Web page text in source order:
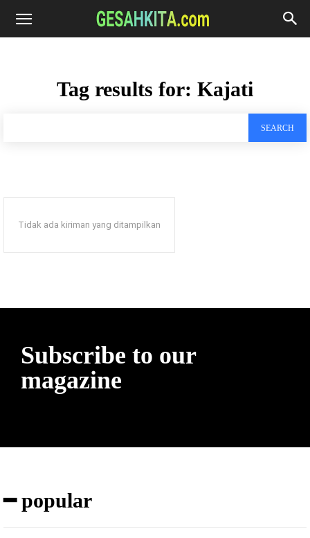
Tag results for: Kajati
SEARCH
Tidak ada kiriman yang ditampilkan
Subscribe to our
magazine
━ popular